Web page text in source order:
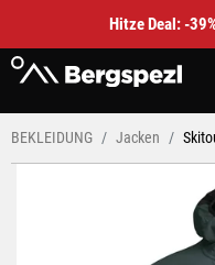
Hitze Deal: -
BEKLEIDUNG Jacken